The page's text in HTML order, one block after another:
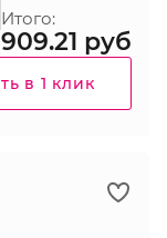
Итого:
909.21 руб
в 1 клик